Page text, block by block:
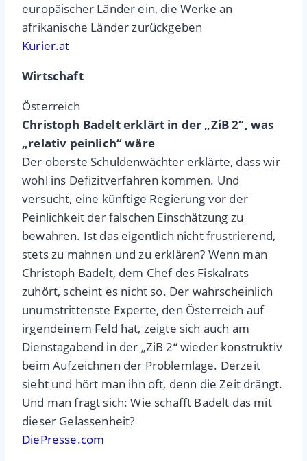
europäischer Länder ein, die Werke an
afrikanische Länder zurückgeben
Kurier.at
Wirtschaft
Österreich
Christoph Badelt erklärt in der „ZiB 2“, was
„relativ peinlich“ wäre
Der oberste Schuldenwächter erklärte, dass wir
wohl ins Defizitverfahren kommen. Und
versucht, eine künftige Regierung vor der
Peinlichkeit der falschen Einschätzung zu
bewahren. Ist das eigentlich nicht frustrierend,
stets zu mahnen und zu erklären? Wenn man
Christoph Badelt, dem Chef des Fiskalrats
zuhört, scheint es nicht so. Der wahrscheinlich
unumstrittenste Experte, den Österreich auf
irgendeinem Feld hat, zeigte sich auch am
Dienstagabend in der „ZiB 2“ wieder konstruktiv
beim Aufzeichnen der Problemlage. Derzeit
sieht und hört man ihn oft, denn die Zeit drängt.
Und man fragt sich: Wie schafft Badelt das mit
dieser Gelassenheit?
DiePresse.com